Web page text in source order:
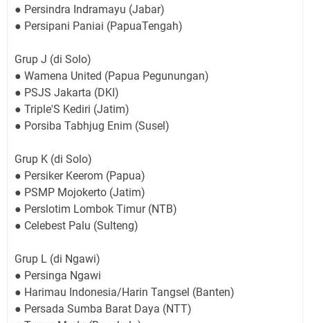
● Persindra Indramayu (Jabar)
● Persipani Paniai (PapuaTengah)
Grup J (di Solo)
● Wamena United (Papua Pegunungan)
● PSJS Jakarta (DKI)
● Triple'S Kediri (Jatim)
● Porsiba Tabhjug Enim (Susel)
Grup K (di Solo)
● Persiker Keerom (Papua)
● PSMP Mojokerto (Jatim)
● Perslotim Lombok Timur (NTB)
● Celebest Palu (Sulteng)
Grup L (di Ngawi)
● Persinga Ngawi
● Harimau Indonesia/Harin Tangsel (Banten)
● Persada Sumba Barat Daya (NTT)